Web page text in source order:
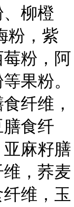
柳橙
粉，紫
粉，阿
果粉。
纤维，
食纤
麻籽膳
，荞麦
维，玉